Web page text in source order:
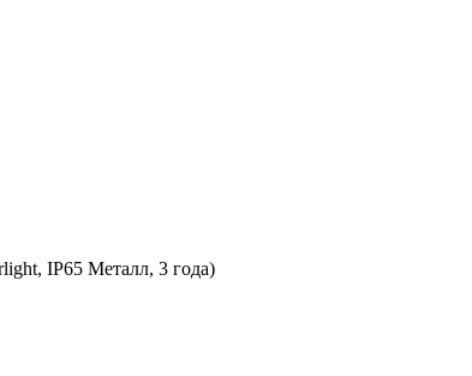
IP65 Металл, 3 года)